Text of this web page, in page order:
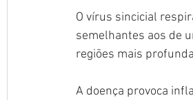
O vírus sincicial
semelhantes aos de
regiões mais
A doença provoca